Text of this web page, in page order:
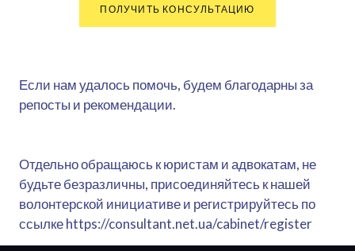
ПОЛУЧИТЬ КОНСУЛЬТАЦИЮ
Если нам удалось помочь, будем благодарны за
репосты и рекомендации.
Отдельно обращаюсь к юристам и адвокатам, не
будьте безразличны, присоединяйтесь к нашей
волонтерской инициативе и регистрируйтесь по
ссылке https://consultant.net.ua/cabinet/register